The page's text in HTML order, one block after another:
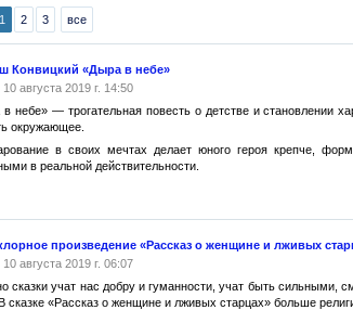
1 2 3 все
Конвицкий «Дыра в небе»
10 августа 2019 г. 14:50
небе» — трогательная повесть о детстве и становлении
окружающее.
в своих мечтах делает юного героя крепче,
в реальной действительности.
произведение «Рассказ о женщине и лживых
10 августа 2019 г. 06:07
сказки учат нас добру и гуманности, учат быть сильными,
сказке «Рассказ о женщине и лживых старцах» больше